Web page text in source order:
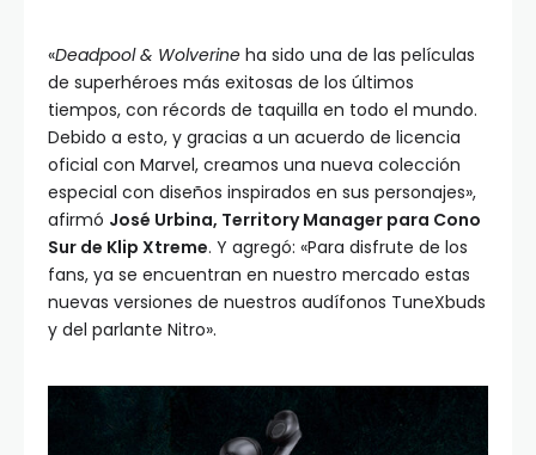
«Deadpool & Wolverine ha sido una de las películas
de superhéroes más exitosas de los últimos
tiempos, con récords de taquilla en todo el mundo.
Debido a esto, y gracias a un acuerdo de licencia
oficial con Marvel, creamos una nueva colección
especial con diseños inspirados en sus personajes»,
afirmó José Urbina, Territory Manager para Cono
Sur de Klip Xtreme. Y agregó: «Para disfrute de los
fans, ya se encuentran en nuestro mercado estas
nuevas versiones de nuestros audífonos TuneXbuds
y del parlante Nitro».